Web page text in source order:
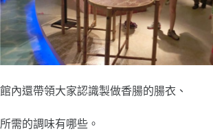
館內還帶領大家認識製做香腸的腸衣、
所需的調味有哪些。